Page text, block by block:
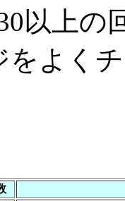
以上
をよく